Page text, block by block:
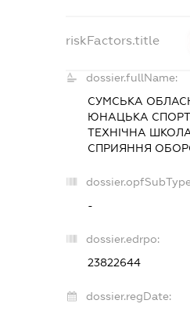
riskFactors.title
dossier.fullName:
СУМСЬКА
ЮНАЦЬКА
ТЕХНІЧНА
СПРИЯННЯ
-
dossier.edrpo:
23822644
dossier.regDate: